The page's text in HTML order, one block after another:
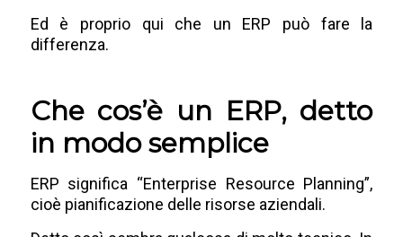
Ed è proprio qui che un ERP può fare la
differenza.
Che cos’è un ERP, detto
in modo semplice
ERP significa “Enterprise Resource Planning”,
cioè pianificazione delle risorse aziendali.